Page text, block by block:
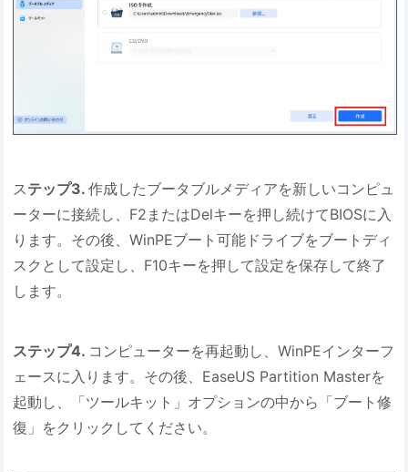
ステップ3.作成したブータブルメディアを新しいコンピュ
ーターに接続し、F2またはDelキーを押し続けてBIOSに入
ります。その後、WinPEブート可能ドライブをブートディ
スクとして設定し、F10キーを押して設定を保存して終了
します。
ステップ4. コンピューターを再起動し、WinPEインターフ
ェースに入ります。その後、EaseUS Partition Masterを
起動し、「ツールキット」オプションの中から「ブート修
復」をクリックしてください。